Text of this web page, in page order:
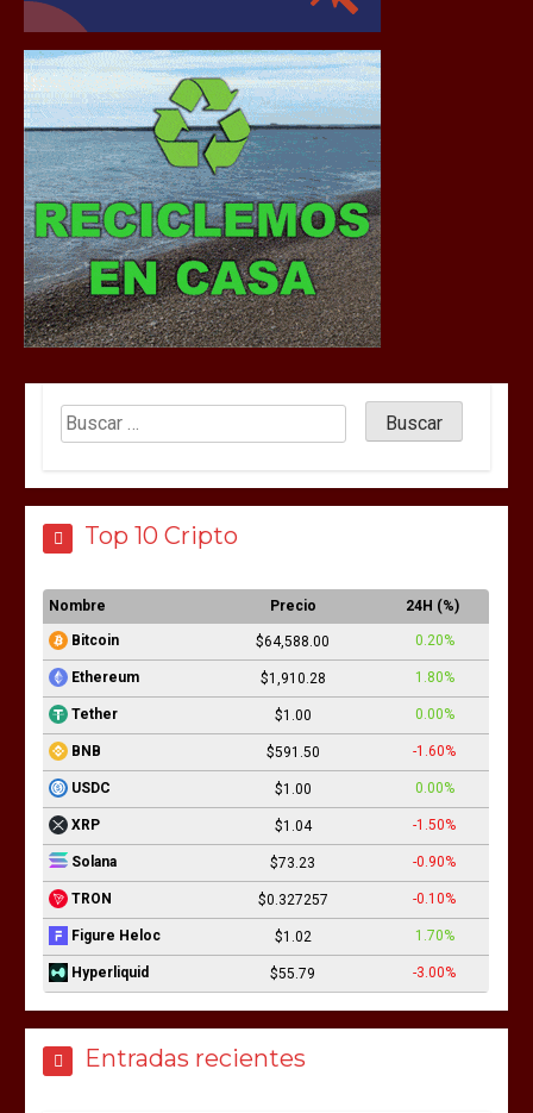
Top 10 Cripto
Nombre Precio 24H (%)
Bitcoin $64,588.00 0.20%
Ethereum $1,910.28 1.80%
Tether $1.00 0.00%
BNB $591.50 -1.60%
USDC $1.00 0.00%
XRP $1.04 -1.50%
Solana $73.23 -0.90%
TRON $0.327257 -0.10%
Figure Heloc $1.02 1.70%
Hyperliquid $55.79 -3.00%
Entradas recientes